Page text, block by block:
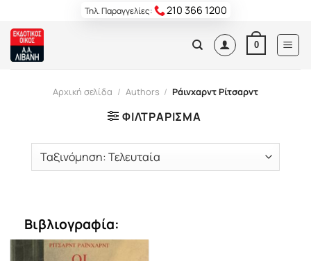
content
Τηλ. Παραγγελίες: 210 366 1200
0
Αρχική σελίδα / Authors / Ράινχαρντ Ρίτσαρντ
ΦΙΛΤΡΆΡΙΣΜΑ
Βιβλιογραφία: